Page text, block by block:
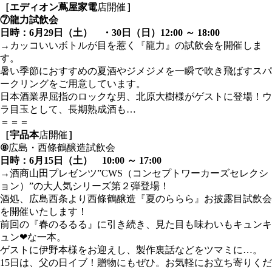
［エディオン蔦屋家電店開催 ］
⑦龍力試飲会
日時：6月29日（土） ・30日（日）12:00 ～ 18:00
→カッコいいボトルが目を惹く『龍力』の試飲会を開催しま
す。
暑い季節におすすめの夏酒やジメジメを一瞬で吹き飛ばすスパ
ークリングをご用意しています。
日本酒業界屈指のロックな男、北原大樹様がゲストに登場！ウ
ラ目玉として、長期熟成酒も…
＝＝＝
［宇品本店開催 ］
⑧広島・西條鶴醸造試飲会
日時：6月15日（土） 10:00 ～ 17:00
→酒商山田プレゼンツ”CWS（コンセプトワーカーズセレクシ
ョン）”の大人気シリーズ第２弾登場！
酒処、広島西条より西條鶴醸造『夏のららら』お披露目試飲会
を開催いたします！
前回の『春のるるる』に引き続き、見た目も味わいもキュンキ
ュン❤な一本。
ゲストに伊野本様をお迎えし、製作裏話などをツマミに…。
15日は、父の日イブ！贈物にもぜひ。お気軽にお立ち寄りくだ